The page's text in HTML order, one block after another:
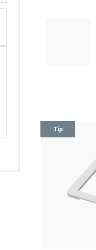
V
ý
Tip